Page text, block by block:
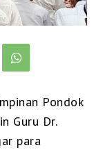
Pondok
Guru Dr.
para